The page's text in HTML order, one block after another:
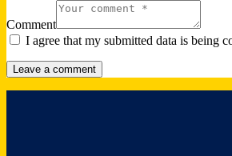
Comment
I agree that my submitted data is being